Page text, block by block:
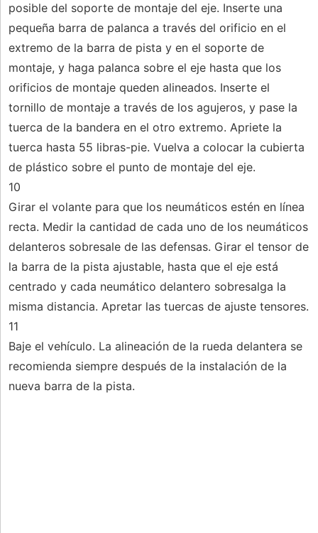
posible del soporte de montaje del eje. Inserte una
pequeña barra de palanca a través del orificio en el
extremo de la barra de pista y en el soporte de
montaje, y haga palanca sobre el eje hasta que los
orificios de montaje queden alineados. Inserte el
tornillo de montaje a través de los agujeros, y pase la
tuerca de la bandera en el otro extremo. Apriete la
tuerca hasta 55 libras-pie. Vuelva a colocar la cubierta
de plástico sobre el punto de montaje del eje.
10
Girar el volante para que los neumáticos estén en línea
recta. Medir la cantidad de cada uno de los neumáticos
delanteros sobresale de las defensas. Girar el tensor de
la barra de la pista ajustable, hasta que el eje está
centrado y cada neumático delantero sobresalga la
misma distancia. Apretar las tuercas de ajuste tensores.
11
Baje el vehículo. La alineación de la rueda delantera se
recomienda siempre después de la instalación de la
nueva barra de la pista.